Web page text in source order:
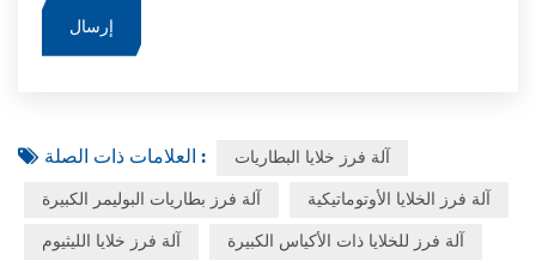
العلامات ذات الصلة : آلة فرز خلايا البطاريات
آلة فرز بطاريات البوليمر الكبيرة آلة فرز الخلايا الأوتوماتيكية
آلة فرز خلايا الليثيوم آلة فرز للخلايا ذات الأكياس الكبيرة